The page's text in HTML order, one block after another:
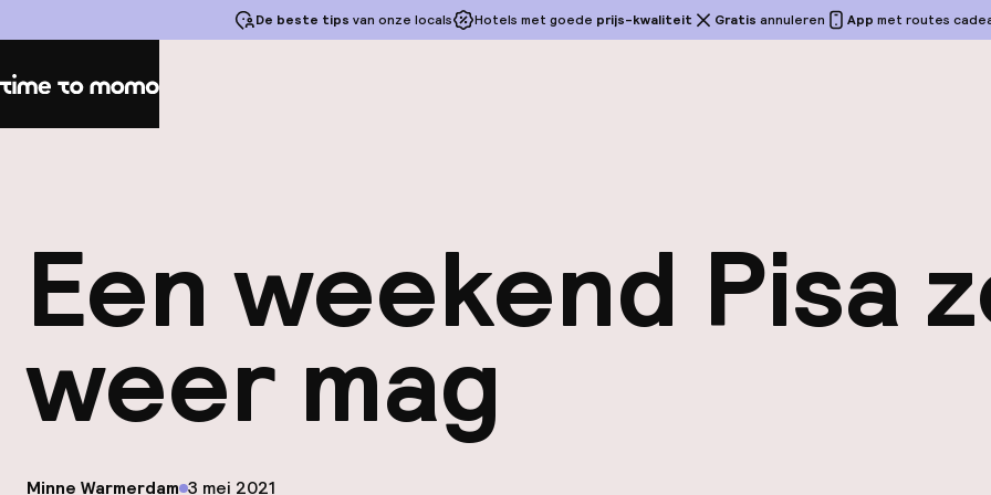
De beste tips van onze locals Hotels met goede prijs-kwaliteit Gratis annuleren App met routes
Home
Een weekend Pisa
weer mag
Minne Warmerdam op
3 mei 2021